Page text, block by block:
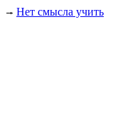
Нет смысла учить